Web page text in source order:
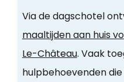
Via de dagschotel
maaltijden aan huis
Le-Château. Vaak
hulpbehoevenden